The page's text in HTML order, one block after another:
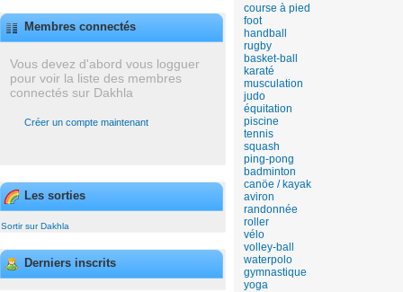
Membres connectés
Vous devez d'abord vous logguer
pour voir la liste des membres
connectés sur Dakhla
Créer un compte maintenant
Les sorties
Sortir sur Dakhla
Derniers inscrits
course à pied
foot
handball
rugby
basket-ball
karaté
musculation
judo
équitation
piscine
tennis
squash
ping-pong
badminton
canöe / kayak
aviron
randonnée
roller
vélo
volley-ball
waterpolo
gymnastique
yoga